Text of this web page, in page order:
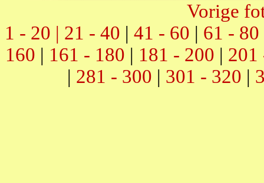
Vorige
1 - 20 | 21 - 40 | 41 - 60 | 61 - 80
160 | 161 - 180 | 181 - 200 | 201
| 281 - 300 | 301 - 320 |